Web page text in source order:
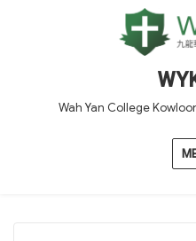
Wah Yan College